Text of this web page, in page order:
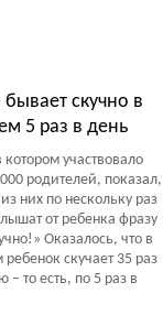
скучно в
5 раз в день
котором участвовало
родителей, показал,
них по нескольку раз
от ребенка фразу
Оказалось, что в
скучает 35 раз
– то есть, по 5 раз в